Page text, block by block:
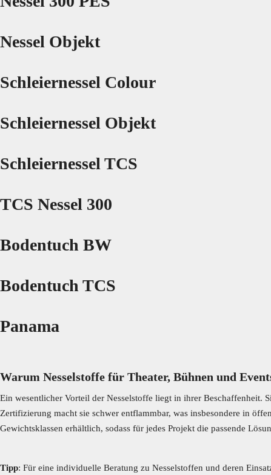
Nessel Objekt
Schleiernessel Colour
Schleiernessel Objekt
Schleiernessel TCS
TCS Nessel 300
Bodentuch BW
Bodentuch TCS
Panama
Warum Nesselstoffe für Theater, Bühnen und
Ein wesentlicher Vorteil der Nesselstoffe liegt in ihrer Beschaffenheit.
Zertifizierung macht sie schwer entflammbar, was insbesondere in
Gewichtsklassen erhältlich, sodass für jedes Projekt die passende
Tipp: Für eine individuelle Beratung zu Nesselstoffen und deren